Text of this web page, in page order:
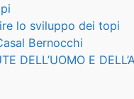
lo sviluppo dei topi
Bernocchi
DELL’UOMO E